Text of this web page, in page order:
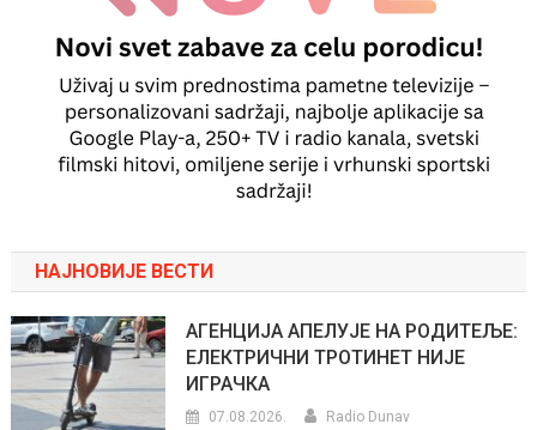
НАЈНОВИЈЕ ВЕСТИ
АГЕНЦИЈА АПЕЛУЈЕ НА РОДИТЕЉЕ:
ЕЛЕКТРИЧНИ ТРОТИНЕТ НИЈЕ
ИГРАЧКА
07.08.2026. Radio Dunav